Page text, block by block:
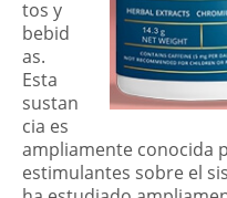
tos y
bebid
as.
Esta
sustan
cia es
ampliamente conocida
estimulantes sobre el